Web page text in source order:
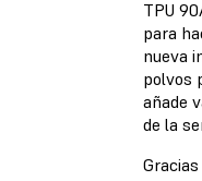
TPU
para
nueva
polvos
añade
de la